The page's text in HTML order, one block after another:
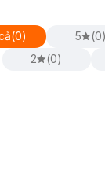
(0) 5 (0
2
(0)